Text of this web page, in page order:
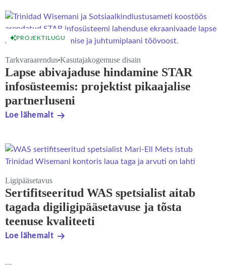
PROJEKTILUGU
Tarkvaraarendus Kasutajakogemuse disain
Lapse abivajaduse hindamine STAR
infosüsteemis: projektist pikaajalise
partnerluseni
Loe lähemalt
Ligipääsetavus
Sertifitseeritud WAS spetsialist aitab
tagada digiligipääsetavuse ja tõsta
teenuse kvaliteeti
Loe lähemalt